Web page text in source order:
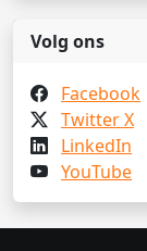
Volg ons
Facebook
Twitter X
LinkedIn
YouTube